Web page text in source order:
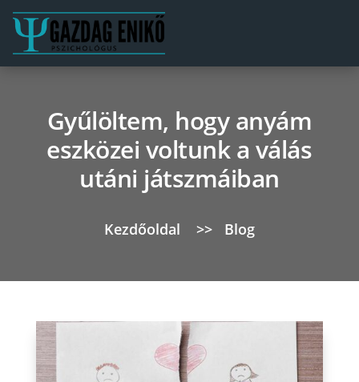
Gyűlöltem, hogy anyám
eszközei voltunk a válás
utáni játszmáiban
Kezdőoldal >> Blog